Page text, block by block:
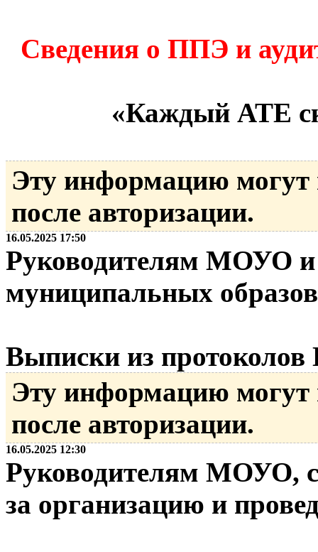
Сведения о ППЭ и
«Каждый АТЕ
Эту информацию могут
после авторизации.
16.05.2025 17:50
Руководителям МОУО
муниципальных
Выписки из
Эту информацию могут
после авторизации.
16.05.2025 12:30
Руководителям МОУО,
за организацию и